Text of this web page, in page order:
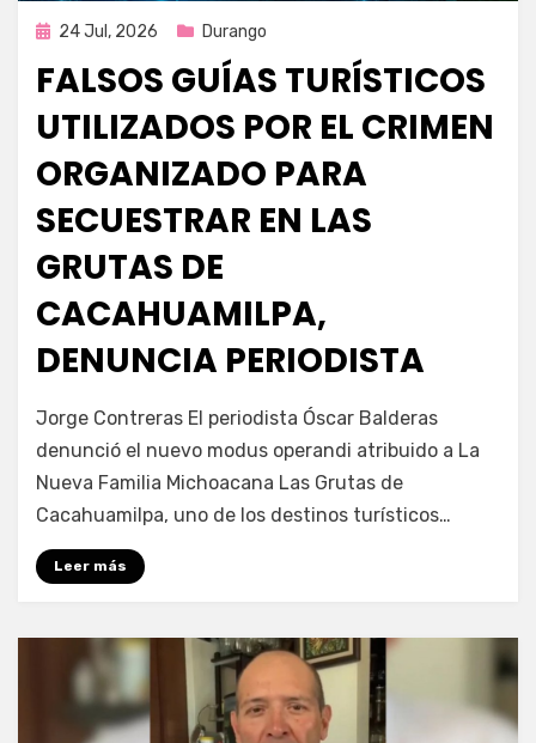
Publicada
24 Jul, 2026 Durango
FALSOS GUÍAS TURÍSTICOS
UTILIZADOS POR EL CRIMEN
ORGANIZADO PARA
SECUESTRAR EN LAS
GRUTAS DE
CACAHUAMILPA,
DENUNCIA PERIODISTA
Fernando Miranda Servín
Jorge Contreras El periodista Óscar Balderas
denunció el nuevo modus operandi atribuido a La
Nueva Familia Michoacana Las Grutas de
Cacahuamilpa, uno de los destinos turísticos…
Leer más